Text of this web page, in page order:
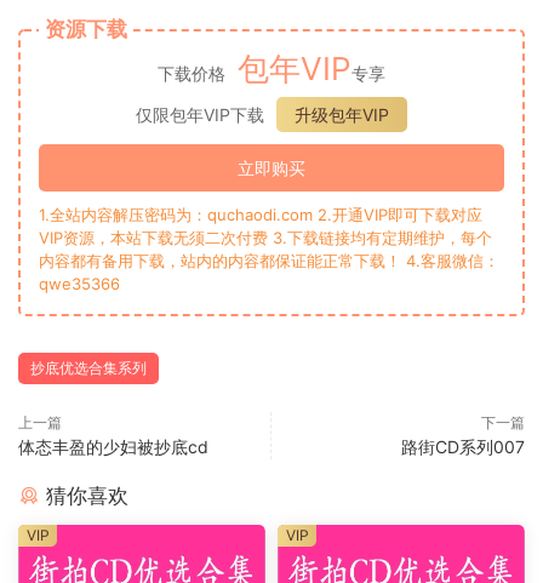
资源下载
下载价格 包年VIP专享
仅限包年VIP下载
升级包年VIP
立即购买
1.全站内容解压密码为：quchaodi.com 2.开通VIP即可下载对应
VIP资源，本站下载无须二次付费 3.下载链接均有定期维护，每个
内容都有备用下载，站内的内容都保证能正常下载！ 4.客服微信：
qwe35366
抄底优选合集系列
上一篇
体态丰盈的少妇被抄底cd
下一篇
路街CD系列007
猜你喜欢
VIP VIP